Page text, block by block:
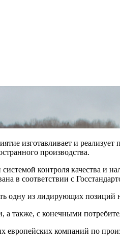
изготавливает и
производства.
контроля качества и
в соответствии с
одну из лидирующих позиций
а также, с конечными
компаний по